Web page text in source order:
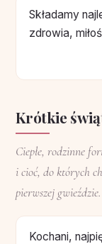
Składamy
zdrowia,
Krótkie
Ciepłe, rodzinne
i cioć, do których
pierwszej gwieździe.
Kochani,